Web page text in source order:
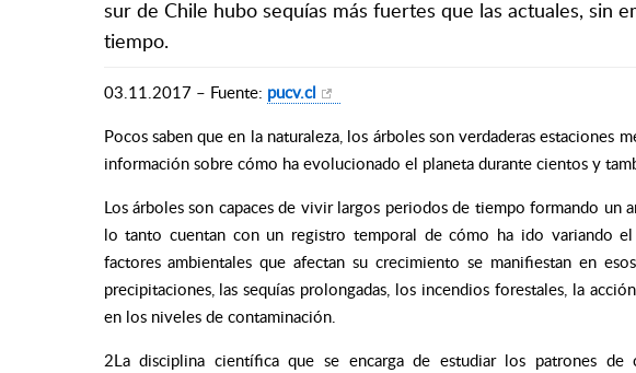
sur de Chile hubo sequías más fuertes que las actuales, sin
tiempo.
03.11.2017 – Fuente: pucv.cl
Pocos saben que en la naturaleza, los árboles son verdaderas estaciones
información sobre cómo ha evolucionado el planeta durante cientos y
Los árboles son capaces de vivir largos periodos de tiempo formando un
lo tanto cuentan con un registro temporal de cómo ha ido variando
factores ambientales que afectan su crecimiento se manifiestan en
precipitaciones, las sequías prolongadas, los incendios forestales, la
en los niveles de contaminación.
2La disciplina científica que se encarga de estudiar los patrones